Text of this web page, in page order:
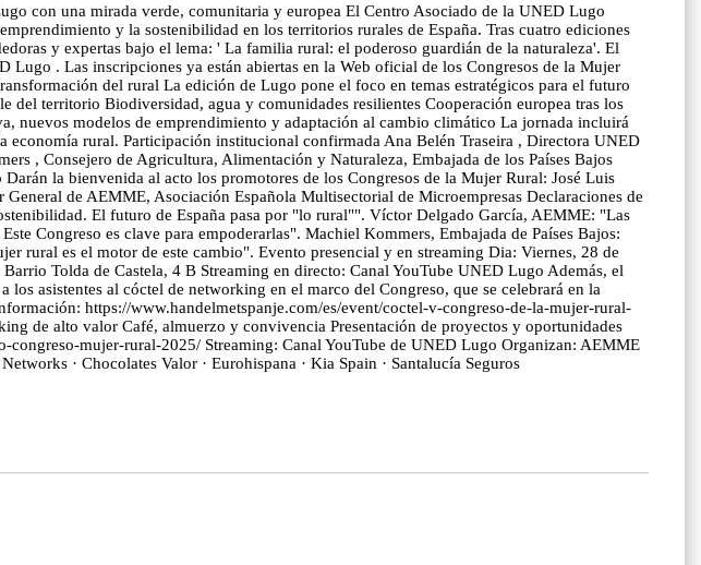
con una mirada verde, comunitaria y europea El Centro Asociado de la UNED Lugo
y la sostenibilidad en los territorios rurales de España. Tras cuatro ediciones
y expertas bajo el lema: ' La familia rural: el poderoso guardián de la naturaleza'. El
. Las inscripciones ya están abiertas en la Web oficial de los Congresos de la Mujer
del rural La edición de Lugo pone el foco en temas estratégicos para el futuro
territorio Biodiversidad, agua y comunidades resilientes Cooperación europea tras los
nuevos modelos de emprendimiento y adaptación al cambio climático La jornada incluirá
rural. Participación institucional confirmada Ana Belén Traseira , Directora UNED
, Consejero de Agricultura, Alimentación y Naturaleza, Embajada de los Países Bajos
la bienvenida al acto los promotores de los Congresos de la Mujer Rural: José Luis
de AEMME, Asociación Española Multisectorial de Microempresas Declaraciones de
El futuro de España pasa por "lo rural"". Víctor Delgado García, AEMME: "Las
Congreso es clave para empoderarlas". Machiel Kommers, Embajada de Países Bajos:
rural es el motor de este cambio". Evento presencial y en streaming Dia: Viernes, 28 de
Tolda de Castela, 4 B Streaming en directo: Canal YouTube UNED Lugo Además, el
asistentes al cóctel de networking en el marco del Congreso, que se celebrará en la
https://www.handelmetspanje.com/es/event/coctel-v-congreso-de-la-mujer-rural-
de alto valor Café, almuerzo y convivencia Presentación de proyectos y oportunidades
mujer-rural-2025/ Streaming: Canal YouTube de UNED Lugo Organizan: AEMME
· Chocolates Valor · Eurohispana · Kia Spain · Santalucía Seguros